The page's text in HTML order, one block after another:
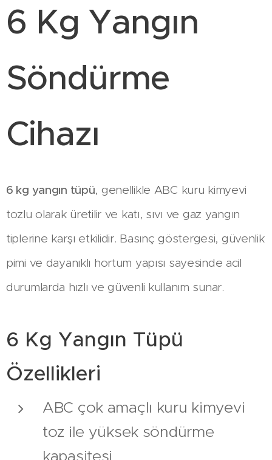
6 Kg Yangın
Söndürme
Cihazı
6 kg yangın tüpü, genellikle ABC kuru kimyevi
tozlu olarak üretilir ve katı, sıvı ve gaz yangın
tiplerine karşı etkilidir. Basınç göstergesi, güvenlik
pimi ve dayanıklı hortum yapısı sayesinde acil
durumlarda hızlı ve güvenli kullanım sunar.
6 Kg Yangın Tüpü
Özellikleri
ABC çok amaçlı kuru kimyevi
toz ile yüksek söndürme